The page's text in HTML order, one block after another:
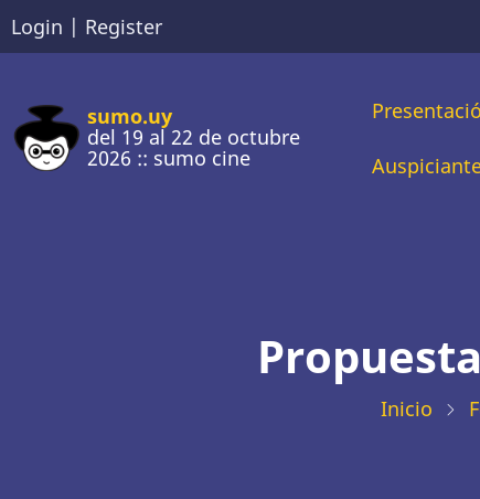
Pasar
al
principal
Login | Register
sumo.uy
del 19 al 22 de octubre
2026 :: sumo cine
Main
Inicio